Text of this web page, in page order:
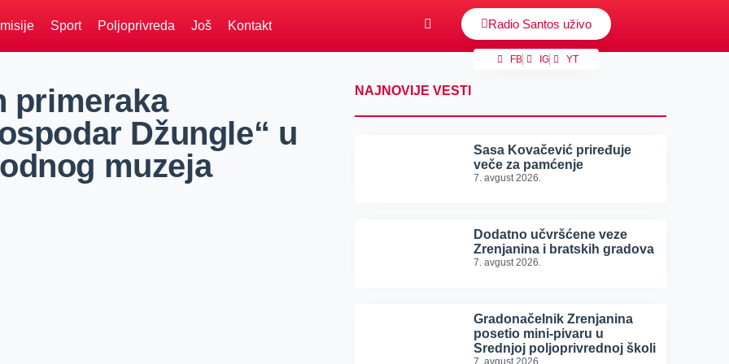
Sport Poljoprivreda Još Kontakt Radio Santos uživo
FB IG YT
primeraka
Džungle“ u
muzeja
NAJNOVIJE VESTI
Sasa Kovačević priređuje
veče za pamćenje
7. avgust 2026.
Dodatno učvršćene veze
Zrenjanina i bratskih gradova
7. avgust 2026.
Gradonačelnik Zrenjanina
posetio mini-pivaru u
Srednjoj poljoprivrednoj školi
7. avgust 2026.